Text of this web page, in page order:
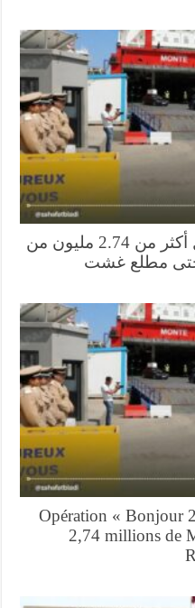
عملية “مرحبا 2026”.. دخول أكثر من 2.74 مليون من
مطلع غشت
Opération «
2,74